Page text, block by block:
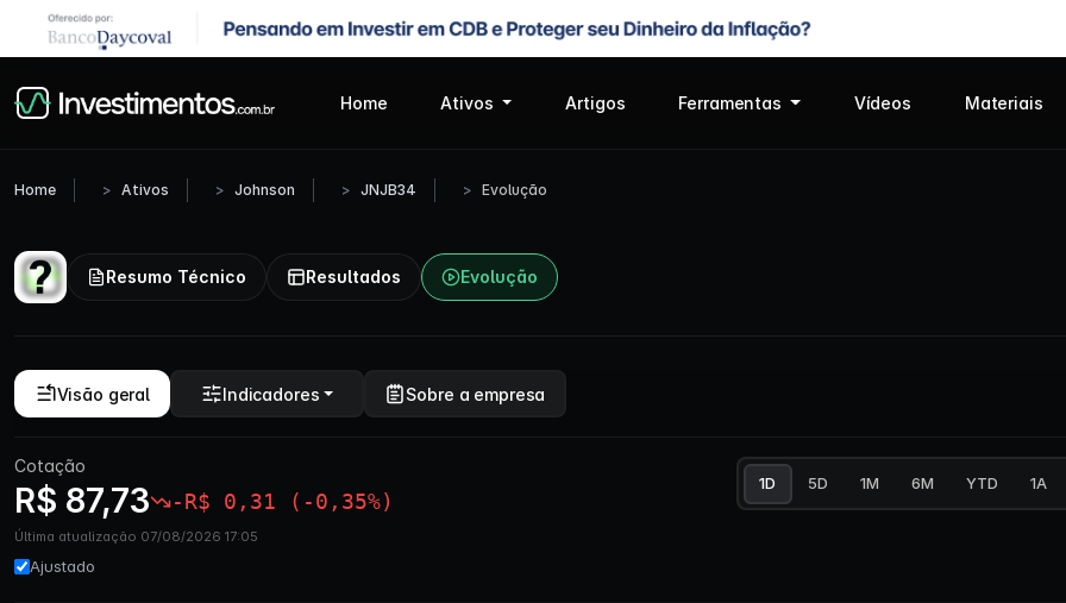
Home Ativos Artigos Ferramentas Vídeos Materiais
Home Ativos Johnson JNJB34 Evolução
Resumo Técnico Resultados Evolução
Visão geral Indicadores Sobre a empresa
Cotação
R$ 87,73 -R$ 0,31 (-0,35%)
Última atualização 07/08/2026 17:05
Ajustado
1D 5D 1M 6M YTD 1A